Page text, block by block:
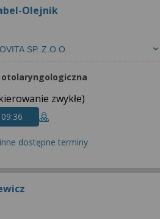
Olejnik
SP. Z.O.O.
otolaryngologiczna
zwykłe)
dostępne terminy